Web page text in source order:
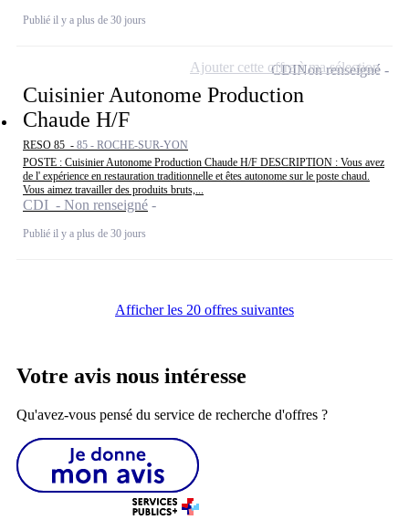
Publié il y a plus de 30 jours
Cuisinier Autonome Production
Chaude H/F
RESO 85 - 85 - ROCHE-SUR-YON
POSTE : Cuisinier Autonome Production Chaude H/F DESCRIPTION : Vous avez
de l' expérience en restauration traditionnelle et êtes autonome sur le poste chaud.
Vous aimez travailler des produits bruts,...
CDI - Non renseigné
Publié il y a plus de 30 jours
CDINon renseigné
Ajouter cette offre à ma sélection
Afficher les 20 offres suivantes
Votre avis nous intéresse
Qu'avez-vous pensé du service de recherche d'offres ?